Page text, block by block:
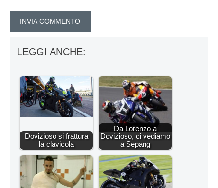
LEGGI ANCHE:
Dovizioso si frattura
la clavicola
Da Lorenzo a
Dovizioso, ci vediamo
a Sepang